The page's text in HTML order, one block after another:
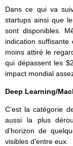
Dans ce qui va
startups ainsi que
sont disponibles.
indication
moins attiré le
qui dépassent les
impact mondial
Deep Learning/
C’est la catégorie
aussi la plus
d’horizon de
visibles d’entre eux.